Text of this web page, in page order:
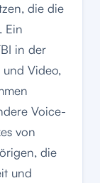
die die
Ein
in der
Video,
Voice-
von
die
und